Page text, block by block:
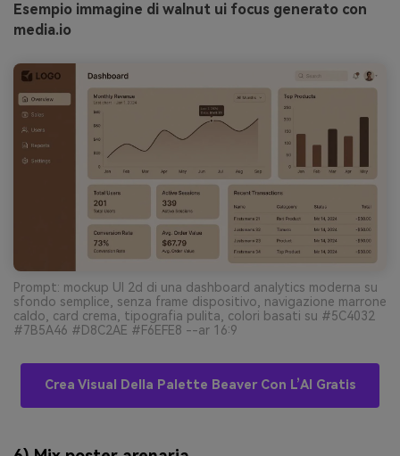
Esempio immagine di walnut ui focus generato con
media.io
Prompt: mockup UI 2d di una dashboard analytics moderna su
sfondo semplice, senza frame dispositivo, navigazione marrone
caldo, card crema, tipografia pulita, colori basati su #5C4032
#7B5A46 #D8C2AE #F6EFE8 --ar 16:9
Crea Visual Della Palette Beaver Con L’AI Gratis